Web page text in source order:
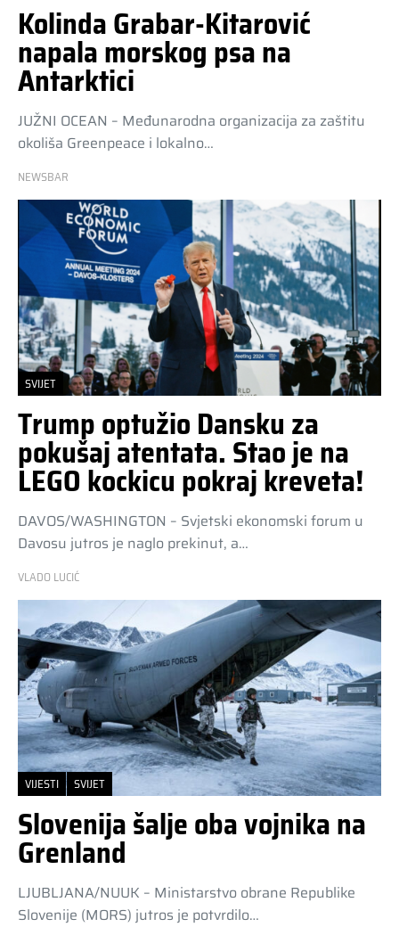
Kolinda Grabar-Kitarović
napala morskog psa na
Antarktici
JUŽNI OCEAN – Međunarodna organizacija za zaštitu
okoliša Greenpeace i lokalno…
NEWSBAR
SVIJET
Trump optužio Dansku za
pokušaj atentata. Stao je na
LEGO kockicu pokraj kreveta!
DAVOS/WASHINGTON – Svjetski ekonomski forum u
Davosu jutros je naglo prekinut, a…
VLADO LUCIĆ
VIJESTI SVIJET
Slovenija šalje oba vojnika na
Grenland
LJUBLJANA/NUUK – Ministarstvo obrane Republike
Slovenije (MORS) jutros je potvrdilo…